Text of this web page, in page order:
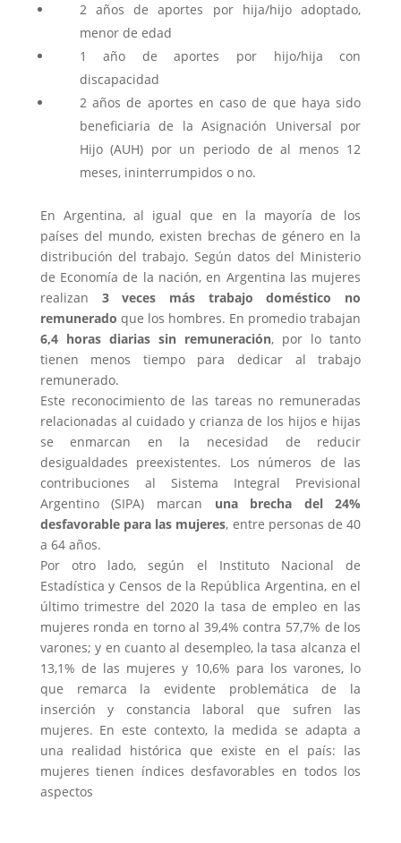
2 años de aportes por hija/hijo adoptado,
menor de edad
1 año de aportes por hijo/hija con
discapacidad
2 años de aportes en caso de que haya sido
beneficiaria de la Asignación Universal por
Hijo (AUH) por un periodo de al menos 12
meses, ininterrumpidos o no.
En Argentina, al igual que en la mayoría de los
países del mundo, existen brechas de género en la
distribución del trabajo. Según datos del Ministerio
de Economía de la nación, en Argentina las mujeres
realizan 3 veces más trabajo doméstico no
remunerado que los hombres. En promedio trabajan
6,4 horas diarias sin remuneración, por lo tanto
tienen menos tiempo para dedicar al trabajo
remunerado.
Este reconocimiento de las tareas no remuneradas
relacionadas al cuidado y crianza de los hijos e hijas
se enmarcan en la necesidad de reducir
desigualdades preexistentes. Los números de las
contribuciones al Sistema Integral Previsional
Argentino (SIPA) marcan una brecha del 24%
desfavorable para las mujeres, entre personas de 40
a 64 años.
Por otro lado, según el Instituto Nacional de
Estadística y Censos de la República Argentina, en el
último trimestre del 2020 la tasa de empleo en las
mujeres ronda en torno al 39,4% contra 57,7% de los
varones; y en cuanto al desempleo, la tasa alcanza el
13,1% de las mujeres y 10,6% para los varones, lo
que remarca la evidente problemática de la
inserción y constancia laboral que sufren las
mujeres. En este contexto, la medida se adapta a
una realidad histórica que existe en el país: las
mujeres tienen índices desfavorables en todos los
aspectos